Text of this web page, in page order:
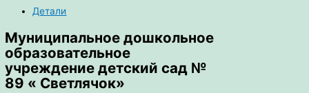
Детали
Муниципальное дошкольное
образовательное
учреждение детский сад №
89 « Светлячок»